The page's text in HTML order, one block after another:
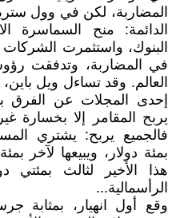
المضاربة، لكن في وول
الدائمة: منح السماسرة
البنوك، واستثمرت الشركات
في المضاربة، وتدفقت
العالم. وقد تساءل ويل
إحدى المجلات عن الفرق
يربح المقامر إلا بخسارة
فالجميع يربح: يشتري
بمئة دولار، ويبيعها لآخر
هذا الأخير لثالث بمئتي
الرأسمالية...
وقع أول انهيار، بمثابة